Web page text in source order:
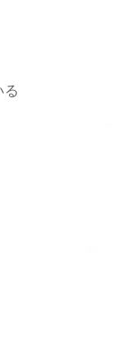
る